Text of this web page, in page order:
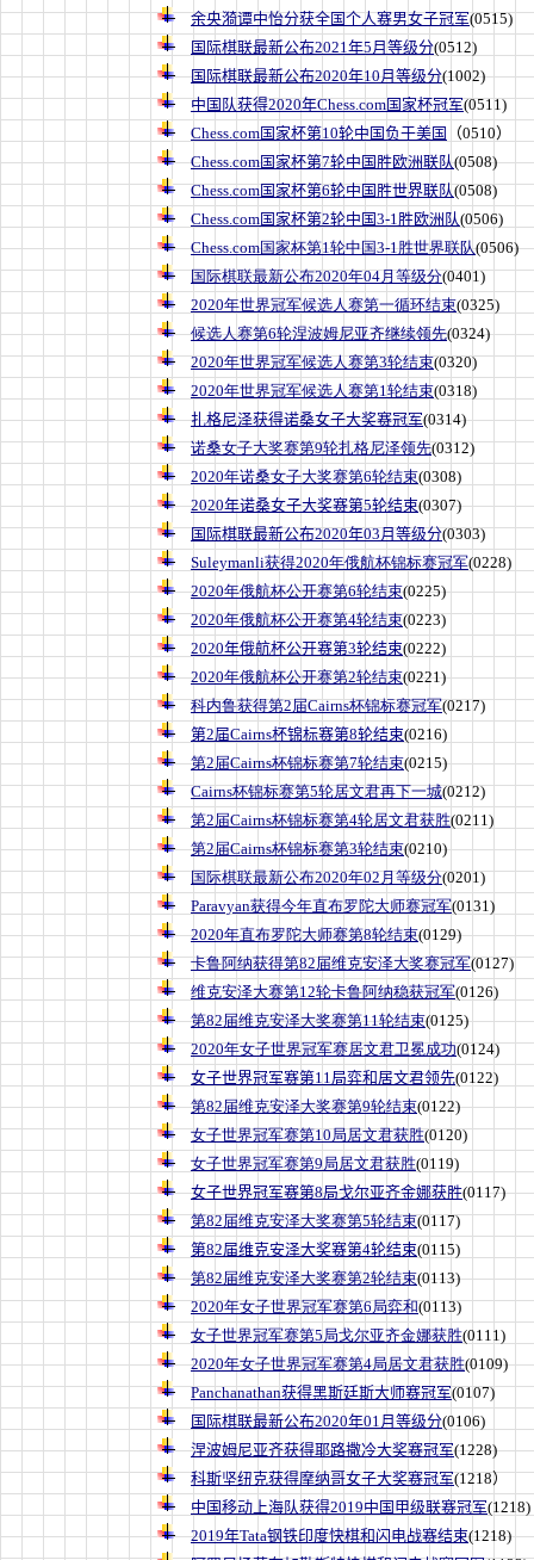
余央漪谭中怡分获全国个人赛男女子冠军(0515)
国际棋联最新公布2021年5月等级分(0512)
国际棋联最新公布2020年10月等级分(1002)
中国队获得2020年Chess.com国家杯冠军(0511)
Chess.com国家杯第10轮中国负于美国
（0510）
Chess.com国家杯第7轮中国胜欧洲联队(0508)
Chess.com国家杯第6轮中国胜世界联队(0508)
Chess.com国家杯第2轮中国3-1胜欧洲队(0506)
Chess.com国家杯第1轮中国3-1胜世界联队(0506)
国际棋联最新公布2020年04月等级分(0401)
2020年世界冠军候选人赛第一循环结束(0325)
候选人赛第6轮涅波姆尼亚齐继续领先(0324)
2020年世界冠军候选人赛第3轮结束(0320)
2020年世界冠军候选人赛第1轮结束(0318)
扎格尼泽获得诺桑女子大奖赛冠军(0314)
诺桑女子大奖赛第9轮扎格尼泽领先(0312)
2020年诺桑女子大奖赛第6轮结束(0308)
2020年诺桑女子大奖赛第5轮结束(0307)
国际棋联最新公布2020年03月等级分(0303)
Suleymanli获得2020年俄航杯锦标赛冠军(0228)
2020年俄航杯公开赛第6轮结束(0225)
2020年俄航杯公开赛第4轮结束(0223)
2020年俄航杯公开赛第3轮结束(0222)
2020年俄航杯公开赛第2轮结束(0221)
科内鲁获得第2届Cairns杯锦标赛冠军(0217)
第2届Cairns杯锦标赛第8轮结束(0216)
第2届Cairns杯锦标赛第7轮结束(0215)
Cairns杯锦标赛第5轮居文君再下一城(0212)
第2届Cairns杯锦标赛第4轮居文君获胜(0211)
第2届Cairns杯锦标赛第3轮结束(0210)
国际棋联最新公布2020年02月等级分(0201)
Paravyan获得今年直布罗陀大师赛冠军(0131)
2020年直布罗陀大师赛第8轮结束(0129)
卡鲁阿纳获得第82届维克安泽大奖赛冠军(0127)
维克安泽大赛第12轮卡鲁阿纳稳获冠军(0126)
第82届维克安泽大奖赛第11轮结束(0125)
2020年女子世界冠军赛居文君卫冕成功(0124)
女子世界冠军赛第11局弈和居文君领先(0122)
第82届维克安泽大奖赛第9轮结束(0122)
女子世界冠军赛第10局居文君获胜(0120)
女子世界冠军赛第9局居文君获胜(0119)
女子世界冠军赛第8局戈尔亚齐金娜获胜(0117)
第82届维克安泽大奖赛第5轮结束(0117)
第82届维克安泽大奖赛第4轮结束(0115)
第82届维克安泽大奖赛第2轮结束(0113)
2020年女子世界冠军赛第6局弈和(0113)
女子世界冠军赛第5局戈尔亚齐金娜获胜(0111)
2020年女子世界冠军赛第4局居文君获胜(0109)
Panchanathan获得黑斯廷斯大师赛冠军(0107)
国际棋联最新公布2020年01月等级分(0106)
涅波姆尼亚齐获得耶路撒冷大奖赛冠军(1228)
科斯坚纽克获得摩纳哥女子大奖赛冠军(1218）
中国移动上海队获得2019中国甲级联赛冠军(1218)
2019年Tata钢铁印度快棋和闪电战赛结束(1218)